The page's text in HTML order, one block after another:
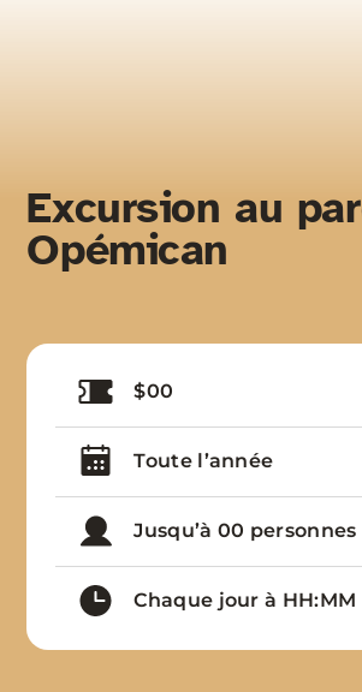
Excursion au
Opémican
$00
Toute l’année
Jusqu’à 00 personnes
Chaque jour à HH:MM